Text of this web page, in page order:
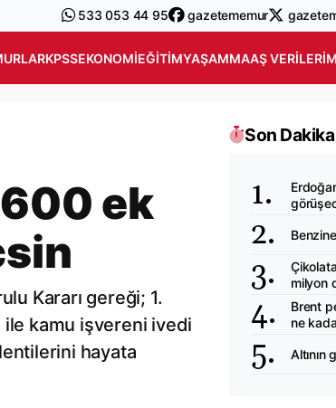
533 053 44 95 gazetememur
KPSSEKONOMIEĞITIMYAŞAMMAAŞ VERILERI
ek
Kararı gereği; 1.
kamu işvereni ivedi
hayata
Son Dakika
milyon
Brent
ne
Altının